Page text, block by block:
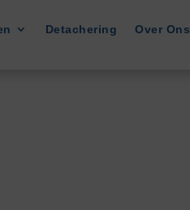
Detachering Over Ons